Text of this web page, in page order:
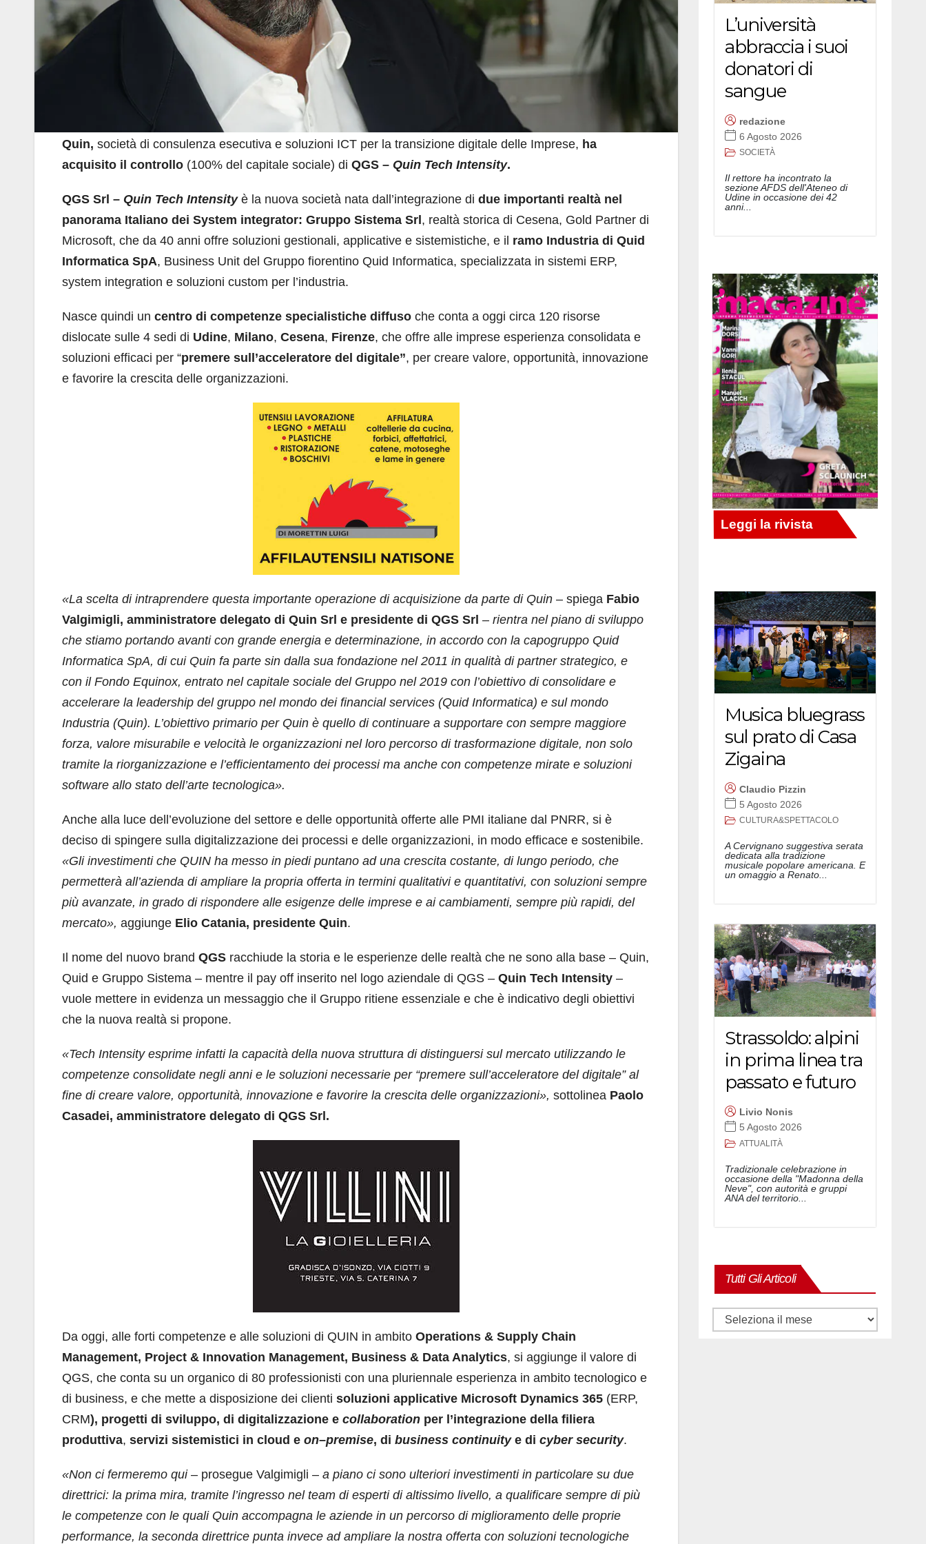
Quin, società di consulenza esecutiva e soluzioni ICT per la transizione digitale delle Imprese, ha
acquisito il controllo (100% del capitale sociale) di QGS – Quin Tech Intensity.
QGS Srl – Quin Tech Intensityè la nuova società nata dall’integrazione di due importanti realtà nel
panorama Italiano dei System integrator: Gruppo Sistema Srl, realtà storica di Cesena, Gold Partner di
Microsoft, che da 40 anni offre soluzioni gestionali, applicative e sistemistiche, e il ramo Industria di Quid
Informatica SpA, Business Unit del Gruppo fiorentino Quid Informatica, specializzata in sistemi ERP,
system integration e soluzioni custom per l’industria.
Nasce quindi un centro di competenze specialistiche diffuso che conta a oggi circa 120 risorse
dislocate sulle 4 sedi di Udine, Milano, Cesena, Firenze, che offre alle imprese esperienza consolidata e
soluzioni efficaci per “premere sull’acceleratore del digitale”, per creare valore, opportunità, innovazione
e favorire la crescita delle organizzazioni.
«La scelta di intraprendere questa importante operazione di acquisizione da parte di Quin – spiega Fabio
Valgimigli, amministratore delegato di Quin Srl e presidente di QGS Srl – rientra nel piano di sviluppo
che stiamo portando avanti con grande energia e determinazione, in accordo con la capogruppo Quid
Informatica SpA, di cui Quin fa parte sin dalla sua fondazione nel 2011 in qualità di partner strategico, e
con il Fondo Equinox, entrato nel capitale sociale del Gruppo nel 2019 con l’obiettivo di consolidare e
accelerare la leadership del gruppo nel mondo dei financial services (Quid Informatica) e sul mondo
Industria (Quin). L’obiettivo primario per Quin è quello di continuare a supportare con sempre maggiore
forza, valore misurabile e velocità le organizzazioni nel loro percorso di trasformazione digitale, non solo
tramite la riorganizzazione e l’efficientamento dei processi ma anche con competenze mirate e soluzioni
software allo stato dell’arte tecnologica».
Anche alla luce dell’evoluzione del settore e delle opportunità offerte alle PMI italiane dal PNRR, si è
deciso di spingere sulla digitalizzazione dei processi e delle organizzazioni, in modo efficace e sostenibile.
«Gli investimenti che QUIN ha messo in piedi puntano ad una crescita costante, di lungo periodo, che
permetterà all’azienda di ampliare la propria offerta in termini qualitativi e quantitativi, con soluzioni sempre
più avanzate, in grado di rispondere alle esigenze delle imprese e ai cambiamenti, sempre più rapidi, del
mercato», aggiunge Elio Catania, presidente Quin.
Il nome del nuovo brand QGS racchiude la storia e le esperienze delle realtà che ne sono alla base – Quin,
Quid e Gruppo Sistema – mentre il pay off inserito nel logo aziendale di QGS – Quin Tech Intensity –
vuole mettere in evidenza un messaggio che il Gruppo ritiene essenziale e che è indicativo degli obiettivi
che la nuova realtà si propone.
«Tech Intensity esprime infatti la capacità della nuova struttura di distinguersi sul mercato utilizzando le
competenze consolidate negli anni e le soluzioni necessarie per “premere sull’acceleratore del digitale” al
fine di creare valore, opportunità, innovazione e favorire la crescita delle organizzazioni», sottolinea Paolo
Casadei, amministratore delegato di QGS Srl.
Da oggi, alle forti competenze e alle soluzioni di QUIN in ambito Operations & Supply Chain
Management, Project & Innovation Management, Business & Data Analytics, si aggiunge il valore di
QGS, che conta su un organico di 80 professionisti con una pluriennale esperienza in ambito tecnologico e
di business, e che mette a disposizione dei clienti soluzioni applicative Microsoft Dynamics 365 (ERP,
CRM), progetti di sviluppo, di digitalizzazione e collaboration per l’integrazione della filiera
produttiva, servizi sistemistici in cloud e on–premise, di business continuitye di cyber security.
«Non ci fermeremo qui– prosegue Valgimigli – a piano ci sono ulteriori investimenti in particolare su due
direttrici: la prima mira, tramite l’ingresso nel team di esperti di altissimo livello, a qualificare sempre di più
le competenze con le quali Quin accompagna le aziende in un percorso di miglioramento delle proprie
performance, la seconda direttrice punta invece ad ampliare la nostra offerta con soluzioni tecnologiche
L’università
abbraccia i suoi
donatori di
sangue
redazione
6 Agosto 2026
SOCIETÀ
Il rettore ha incontrato la
sezione AFDS dell'Ateneo di
Udine in occasione dei 42
anni...
Musica bluegrass
sul prato di Casa
Zigaina
Claudio Pizzin
5 Agosto 2026
CULTURA&SPETTACOLO
A Cervignano suggestiva serata
dedicata alla tradizione
musicale popolare americana. E
un omaggio a Renato...
Strassoldo: alpini
in prima linea tra
passato e futuro
Livio Nonis
5 Agosto 2026
ATTUALITÀ
Tradizionale celebrazione in
occasione della "Madonna della
Neve", con autorità e gruppi
ANA del territorio...
Tutti Gli Articoli
Tutti